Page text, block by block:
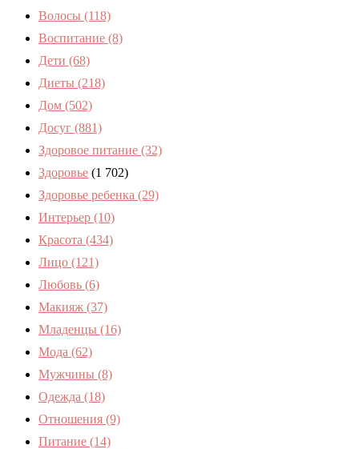
Волосы (118)
Воспитание (8)
Дети (68)
Диеты (218)
Дом (502)
Досуг (881)
Здоровое питание (32)
Здоровье (1 702)
Здоровье ребенка (29)
Интерьер (10)
Красота (434)
Лицо (121)
Любовь (6)
Макияж (37)
Младенцы (16)
Мода (62)
Мужчины (8)
Одежда (18)
Отношения (9)
Питание (14)